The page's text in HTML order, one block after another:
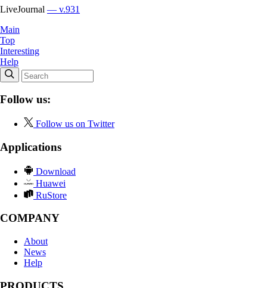
LiveJournal — v.931
Main
Top
Interesting
Help
Follow us:
Follow us on Twitter
Applications
Download
Huawei
RuStore
COMPANY
About
News
Help